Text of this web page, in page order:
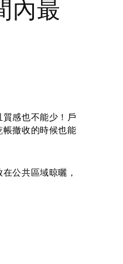
內最
感也不能少！戶
撤收的時候也能
公共區域晾曬，